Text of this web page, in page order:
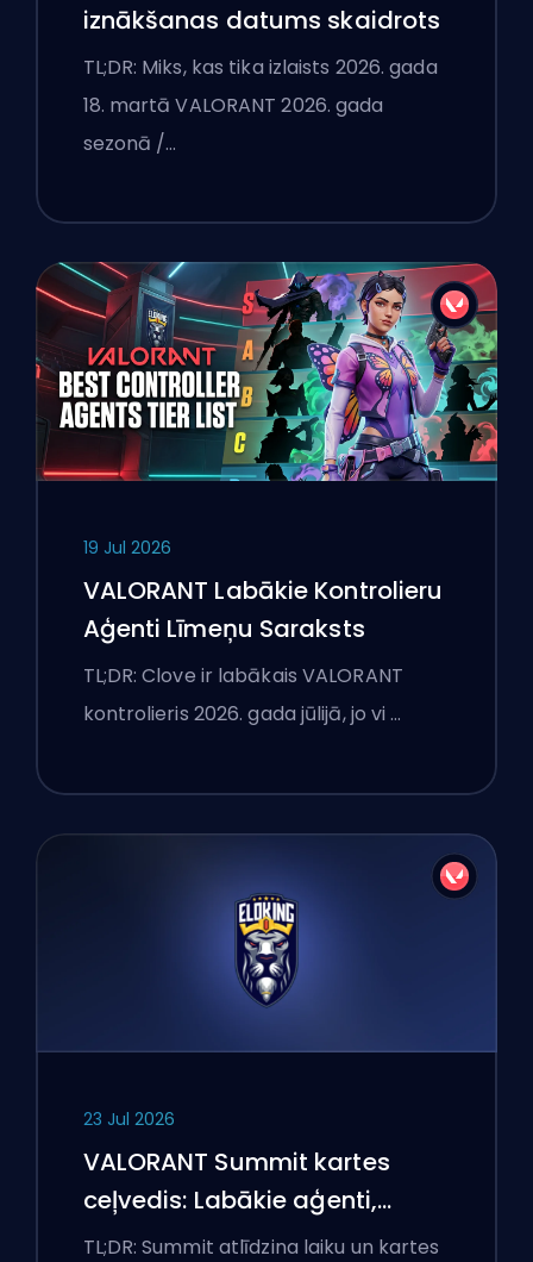
iznākšanas datums skaidrots
TL;DR: Miks, kas tika izlaists 2026. gada
18. martā VALORANT 2026. gada
sezonā /…
19 Jul 2026
VALORANT Labākie Kontrolieru
Aģenti Līmeņu Saraksts
TL;DR: Clove ir labākais VALORANT
kontrolieris 2026. gada jūlijā, jo vi …
23 Jul 2026
VALORANT Summit kartes
ceļvedis: Labākie aģenti,
izsaukumi un dūmi
TL;DR: Summit atlīdzina laiku un kartes